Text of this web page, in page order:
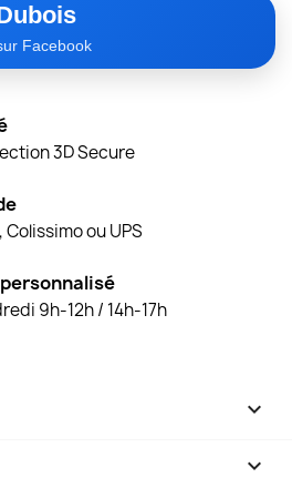
Facebook
3D Secure
ou UPS
9h-12h / 14h-17h

